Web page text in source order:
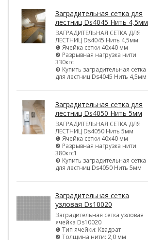
Заградительная сетка для
лестниц Ds4045 Нить 4,5мм
ЗАГРАДИТЕЛЬНАЯ СЕТКА ДЛЯ
ЛЕСТНИЦ Ds4045 Нить 4,5мм
❶ Ячейка сетки 40х40 мм
❷ Разрывная нагрузка нити
330кгс
❸ Купить заградительная сетка
для лестниц Ds4045 Нить 4,5мм
Заградительная сетка для
лестниц Ds4050 Нить 5мм
ЗАГРАДИТЕЛЬНАЯ СЕТКА ДЛЯ
ЛЕСТНИЦ Ds4050 Нить 5мм
❶ Ячейка сетки 40х40 мм
❷ Разрывная нагрузка нити
380кгс1
❸ Купить заградительная сетка
для лестниц Ds4050 Нить 5мм
Заградительная сетка
узловая Ds10020
Заградительная сетка узловая
ячейка Ds10020
❶ Тип ячейки: Квадрат
❷ Толщина нити: 2,0 мм